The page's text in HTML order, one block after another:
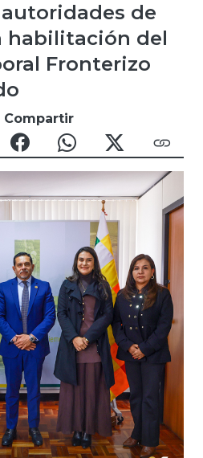
de
habilitación del
Fronterizo
Compartir